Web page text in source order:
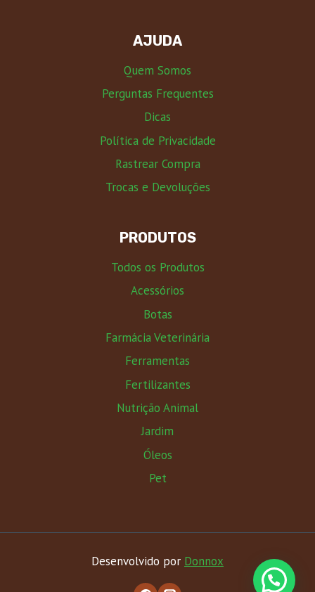
AJUDA
Quem Somos
Perguntas Frequentes
Dicas
Política de Privacidade
Rastrear Compra
Trocas e Devoluções
PRODUTOS
Todos os Produtos
Acessórios
Botas
Farmácia Veterinária
Ferramentas
Fertilizantes
Nutrição Animal
Jardim
Óleos
Pet
Desenvolvido por Donnox